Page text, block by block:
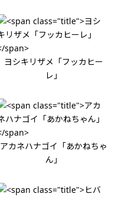
ヨシキリザメ「フッカヒー
レ」
アカネハナゴイ「あかねちゃ
ん」